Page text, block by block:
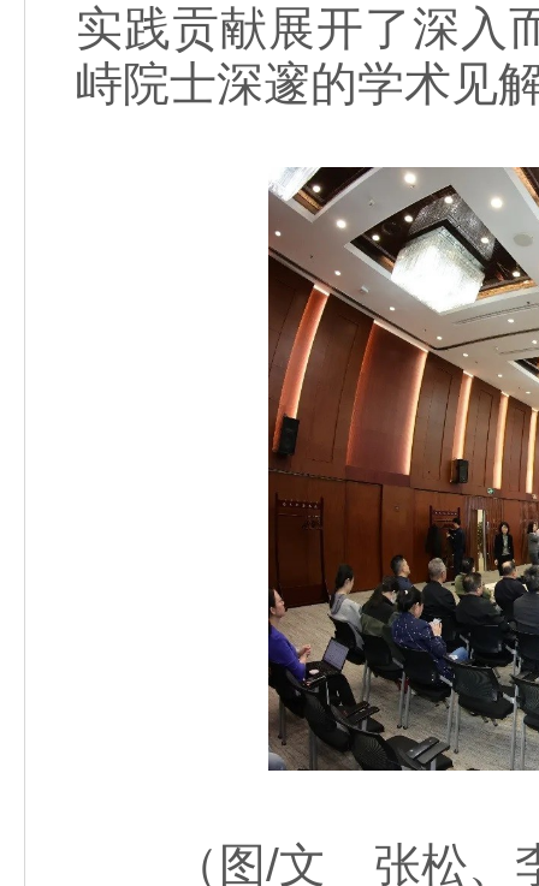
实践贡献展开了深入
峙院士深邃的学术见
（图/文 张松、